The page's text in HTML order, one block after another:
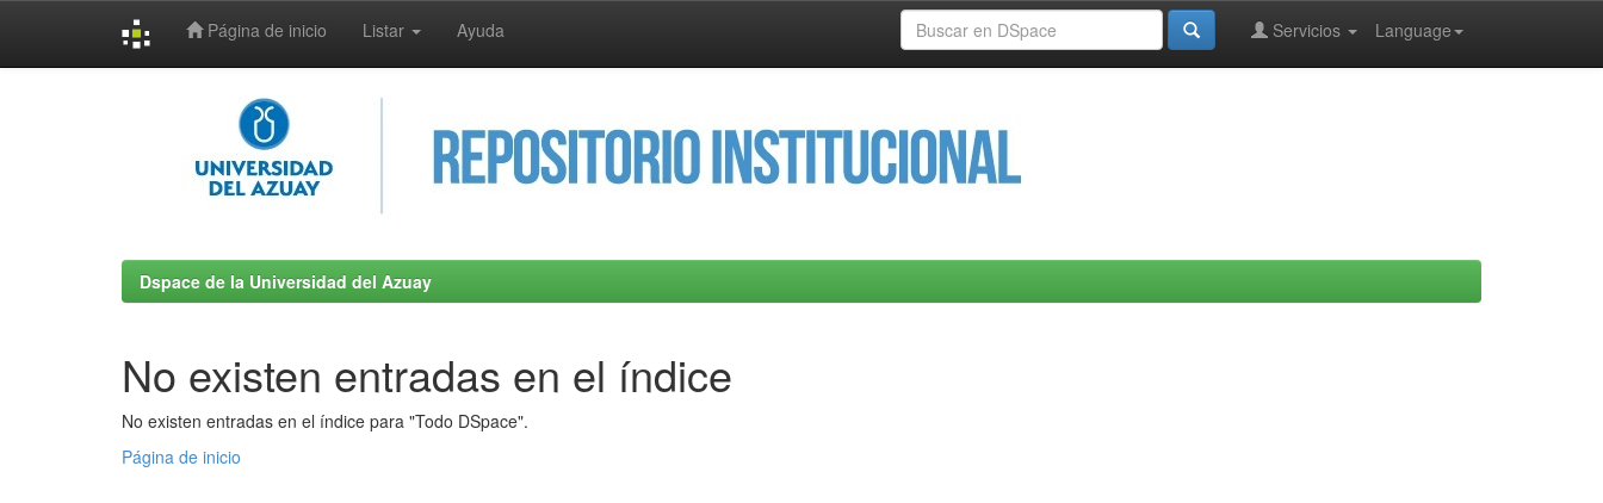
Página de inicio Listar Ayuda Language
Servicios
Dspace de la Universidad del Azuay
No existen entradas en el índice
No existen entradas en el índice para "Todo DSpace".
Página de inicio